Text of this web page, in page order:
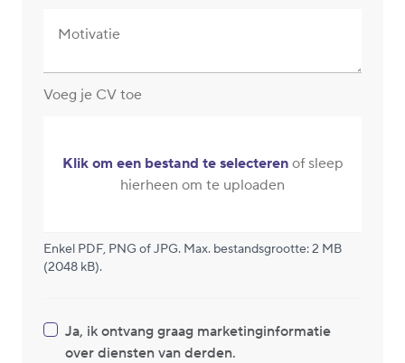
Motivatie
Voeg je CV toe
Klik om een bestand te selecterenof sleep
hierheen om te uploaden
Enkel PDF, PNG of JPG. Max. bestandsgrootte: 2 MB
(2048 kB).
Ja, ik ontvang graag marketinginformatie
over diensten van derden.